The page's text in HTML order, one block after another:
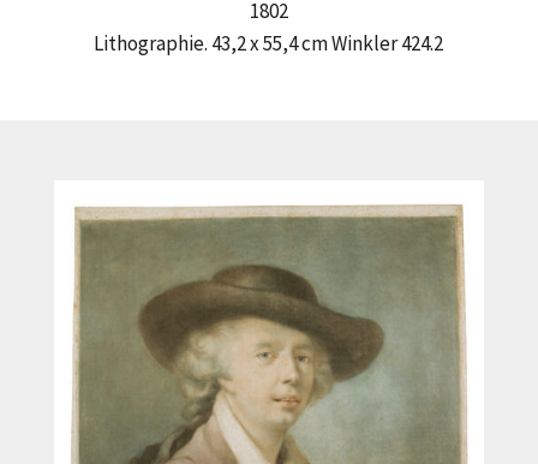
1802
Lithographie. 43,2 x 55,4 cm Winkler 424.2